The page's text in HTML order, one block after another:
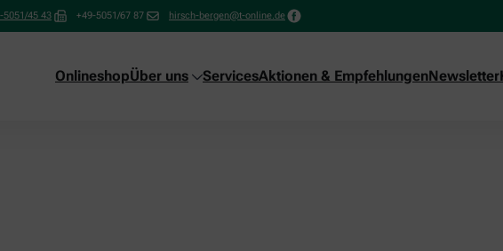
5051/45 43 +49-5051/67 87 hirsch-bergen@t-online.de
OnlineshopÜber uns ServicesAktionen & EmpfehlungenNewsletter